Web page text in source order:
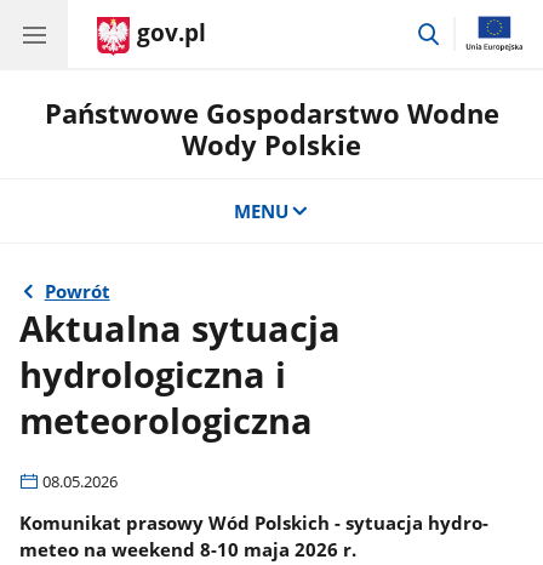
gov.pl
przejdź
Państwowe Gospodarstwo Wodne
Wody Polskie
MENU
Powrót
Aktualna sytuacja
hydrologiczna i
meteorologiczna
08.05.2026
Komunikat prasowy Wód Polskich - sytuacja hydro-
meteo na weekend 8-10 maja 2026 r.